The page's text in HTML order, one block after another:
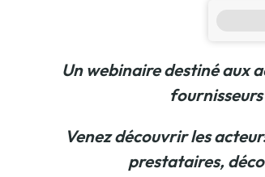
Un webinaire destiné aux
Venez découvrir les
prestataires,